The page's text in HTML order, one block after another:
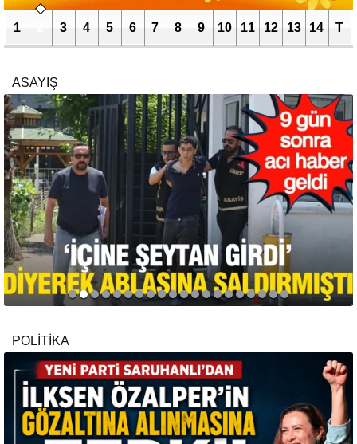
1 3 4 5 6 7 8 9 10 11 12 13 14 T
ASAYIŞ
POLİTİKA